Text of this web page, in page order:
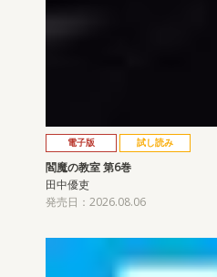
電子版 試し読み
閻魔の教室 第6巻
田中優吏
発売日：2026.08.06